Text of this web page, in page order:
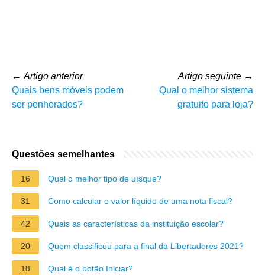
← Artigo anterior
Quais bens móveis podem
ser penhorados?
Artigo seguinte →
Qual o melhor sistema
gratuito para loja?
Questões semelhantes
16 Qual o melhor tipo de uísque?
31 Como calcular o valor líquido de uma nota fiscal?
42 Quais as características da instituição escolar?
20 Quem classificou para a final da Libertadores 2021?
18 Qual é o botão Iniciar?